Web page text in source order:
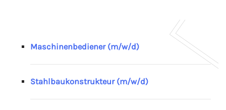
Maschinenbediener (m/w/d)
Stahlbaukonstrukteur (m/w/d)